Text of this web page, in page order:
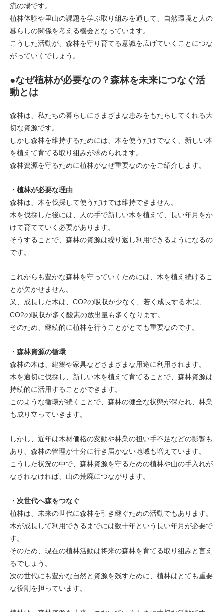
流の場です。
植林体験や里山の課題を学ぶ取り組みを通して、自然環境と人の
暮らしの関係を考える機会となっています。
こうした活動が、森林を守り育てる意識を広げていくことにつな
がっていくでしょう。
●なぜ植林が必要なの？森林を未来につなぐ活
動とは
森林は、私たちの暮らしにさまざまな恵みをもたらしてくれる大
切な資源です。
しかし森林を維持するためには、木を使うだけでなく、新しい木
を植えて育てる取り組みが求められます。
森林資源を守るために植林がなぜ重要なのかをご紹介します。
・植林が必要な理由
森林は、木を伐採して使うだけでは維持できません。
木を伐採した後には、人の手で新しい木を植えて、長い年月をか
けて育てていく必要があります。
そうすることで、森林の資源は繰り返し利用できるようになるの
です。
これからも豊かな森林を守っていくためには、木を植え続けるこ
とが欠かせません。
又、成長した木は、CO2の吸収が少なく、若く成長する木は、
CO2の吸収が多く酸素の放出量も多くなります。
そのため、継続的に植林を行うことがとても重要なのです。
・森林資源の循環
森林の木は、建築や家具などさまざまな用途に利用されます。
木を適切に伐採し、新しい木を植えて育てることで、森林資源は
持続的に活用することができます。
このような循環が続くことで、森林の健全な状態が保たれ、林業
も成り立っていきます。
しかし、近年は木材価格の変動や林業の担い手不足などの影響も
あり、森林の管理が十分に行き届かない地域も増えています。
こうした状況の中で、森林資源を守るための植林や山の手入れが
なされなければ、山の荒廃につながります。
・次世代へ森をつなぐ
植林は、未来の世代に森林を引き継ぐための活動でもあります。
木が成長して利用できるまでには数十年という長い年月が必要で
す。
そのため、現在の植林活動は将来の森林を育てる取り組みと言え
るでしょう。
次の世代にも豊かな自然と資源を残すために、植林はとても重要
な役割を担っています。